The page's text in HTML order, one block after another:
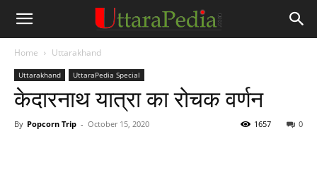
Home Uttarakhand
Uttarakhand UttaraPedia Special
केदारनाथ यात्रा का रोचक वर्णन
By Popcorn Trip - October 15, 2020 0
1657